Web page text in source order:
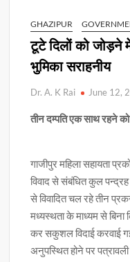
GHAZIPUR
टूटे दिलों को जोड़ने
भुमिका सराहनीय
Dr. A. K Rai June 12,
तीन दम्पति एक साथ रहने को
गाजीपुर महिला सहायता
विवाद से संबंधित कुल
से विवादित चल रहे तीन
मध्यस्थता के माध्यम से
कर सकुशल विदाई करवाई
अनुपस्थित होने पर